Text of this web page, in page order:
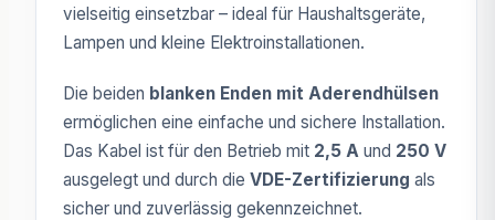
vielseitig einsetzbar – ideal für Haushaltsgeräte,
Lampen und kleine Elektroinstallationen.
Die beiden blanken Enden mit Aderendhülsen
ermöglichen eine einfache und sichere Installation.
Das Kabel ist für den Betrieb mit 2,5 A und 250 V
ausgelegt und durch die VDE-Zertifizierung als
sicher und zuverlässig gekennzeichnet.